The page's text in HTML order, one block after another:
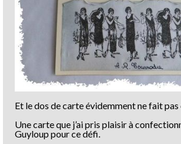
Et le dos de carte évidemment ne fait pas
Une carte que j’ai pris plaisir à
Guyloup pour ce défi.